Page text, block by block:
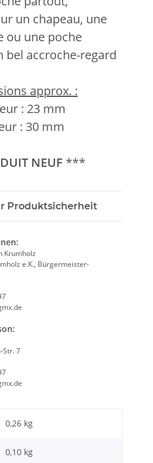
un chapeau, une
ou une poche
bel accroche-regard
approx. :
: 23 mm
: 30 mm
NEUF ***
Produktsicherheit
Krumholz
e.K., Bürgermeister-
Str. 7
0,26 kg
0,10 kg